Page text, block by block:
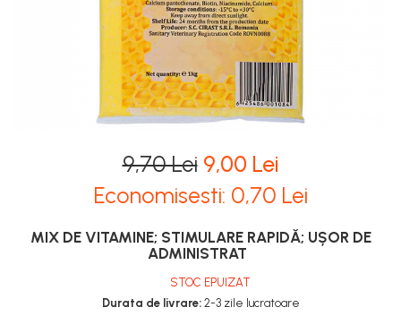
Vopsea/intretinere stupi
9,70 Lei 9,00 Lei
Economisesti: 0,70 Lei
MIX DE VITAMINE; STIMULARE RAPIDĂ; UȘOR DE
ADMINISTRAT
STOC EPUIZAT
Durata de livrare:2-3 zile lucratoare